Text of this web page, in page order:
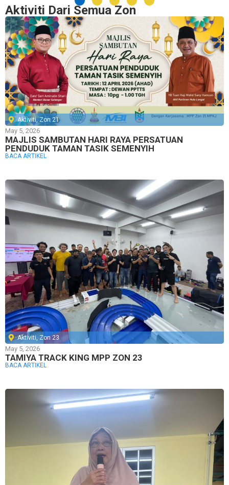
Aktiviti Dari Semua Zon
Aktiviti,Zon 21
May 5, 2026
MAJLIS SAMBUTAN HARI RAYA PERSATUAN
PENDUDUK TAMAN TASIK SEMENYIH
BACA ARTIKEL
Aktiviti Zon 23
May 5, 2026
TAMIYA TRACK KING MPP ZON 23
BACA ARTIKEL